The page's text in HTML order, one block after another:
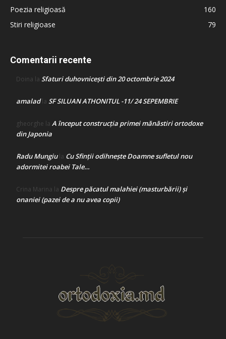
Poezia religioasă
160
Stiri religioase
79
Comentarii recente
Doina la Sfaturi duhovnicești din 20 octombrie 2024
amaladla SF SILUAN ATHONITUL -11/ 24 SEPEMBRIE
gheorghe la A început construcţia primei mănăstiri ortodoxe
din Japonia
Radu Mungiula Cu Sfinții odihnește Doamne sufletul nou
adormitei roabei Tale…
Crina Marina la Despre păcatul malahiei (masturbării) şi
onaniei (pazei de a nu avea copii)